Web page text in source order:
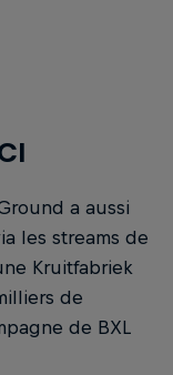
a aussi
les streams de
Kruitfabriek
de
de BXL